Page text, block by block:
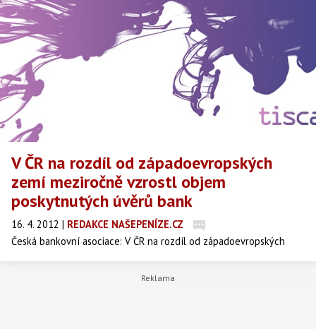
V ČR na rozdíl od západoevropských
zemí meziročně vzrostl objem
poskytnutých úvěrů bank
16. 4. 2012 | REDAKCE NAŠEPENÍZE.CZ
Česká bankovní asociace: V ČR na rozdíl od západoevropských
zemí meziročně vzrostl objem poskytnutých úvěrů bank, přičemž
průměrná úroková sazba u úvěrů podnikům se snižuje.